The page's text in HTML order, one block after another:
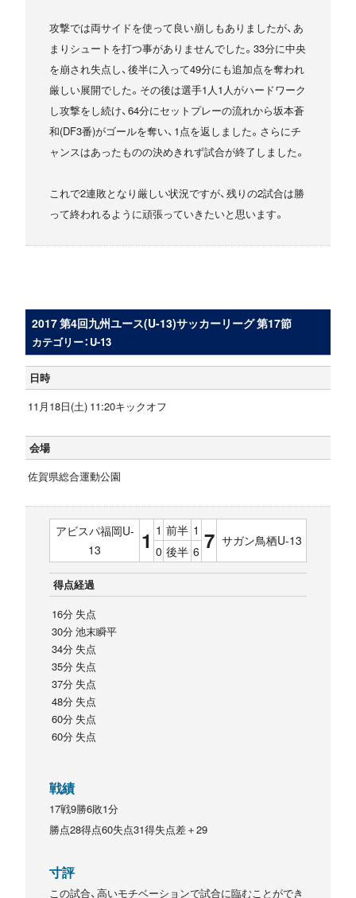
攻撃では両サイドを使って良い崩しもありましたが、あ
まりシュートを打つ事がありませんでした。33分に中央
を崩され失点し、後半に入って49分にも追加点を奪われ
厳しい展開でした。その後は選手1人1人がハードワーク
し攻撃をし続け、64分にセットプレーの流れから坂本蒼
和(DF3番)がゴールを奪い、1点を返しました。さらにチ
ャンスはあったものの決めきれず試合が終了しました。
これで2連敗となり厳しい状況ですが、残りの2試合は勝
って終われるように頑張っていきたいと思います。
2017 第4回九州ユース(U-13)サッカーリーグ 第17節
カテゴリー：U-13
日時
11月18日(土) 11:20キックオフ
会場
佐賀県総合運動公園
アビスパ福岡U-
13
1 1 前半 1 7 サガン鳥栖U-13
0 後半 6
得点経過
16分 失点
30分 池末瞬平
34分 失点
35分 失点
37分 失点
48分 失点
60分 失点
60分 失点
戦績
17戦9勝6敗1分
勝点28得点60失点31得失点差＋29
寸評
この試合、高いモチベーションで試合に臨むことができ